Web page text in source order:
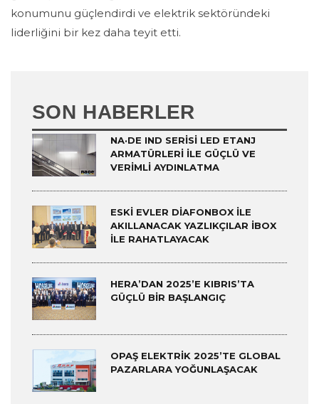
konumunu güçlendirdi ve elektrik sektöründeki
liderliğini bir kez daha teyit etti.
SON HABERLER
NA·DE IND SERISI LED ETANJ
ARMATÜRLERI ILE GÜÇLÜ VE
VERIMLI AYDINLATMA
ESKI EVLER DIAFONBOX ILE
AKILLANACAK YAZLIKÇILAR IBOX
ILE RAHATLAYACAK
HERA’DAN 2025’E KIBRIS’TA
GÜÇLÜ BIR BAŞLANGIÇ
OPAŞ ELEKTRIK 2025’TE GLOBAL
PAZARLARA YOĞUNLAŞACAK